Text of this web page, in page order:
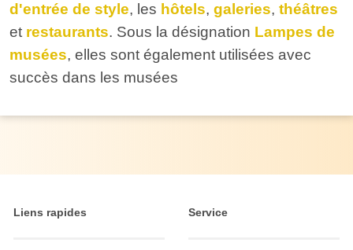
d'entrée de style, les hôtels, galeries, théâtres
et restaurants. Sous la désignation Lampes de
musées, elles sont également utilisées avec
succès dans les musées
Liens rapides Service